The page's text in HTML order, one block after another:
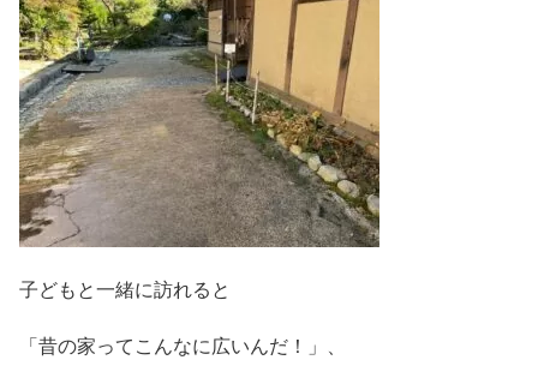
子どもと一緒に訪れると
「昔の家ってこんなに広いんだ！」、